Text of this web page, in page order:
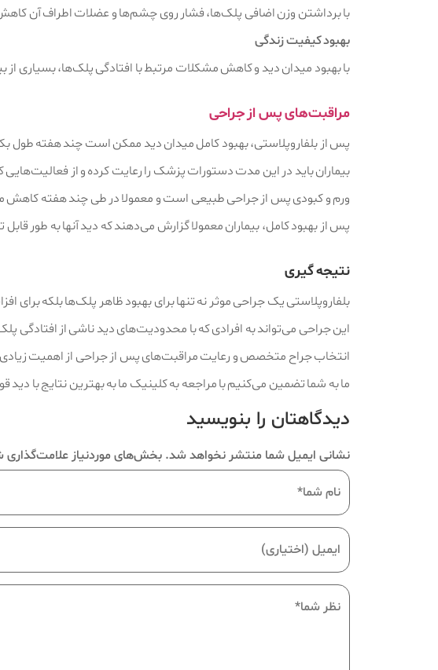
با برداشتن وزن اضافی پلک‌ها، فشار روی چشم‌ها و عضلات اطراف آن
بهبود کیفیت زندگی
با بهبود میدان دید و کاهش مشکلات مرتبط با افتادگی پلک‌ها، بسیاری
مراقبت‌های پس از جراحی
پس از بلفاروپلاستی، بهبود کامل میدان دید ممکن است چند هفته طول
بیماران باید در این مدت دستورات پزشک را رعایت کرده و از
ورم و کبودی پس از جراحی طبیعی است و معمولا در طی چند هفته کاهش
پس از بهبود کامل، بیماران معمولا گزارش می‌دهند که دید آنها به طور
نتیجه‌ گیری
بلفاروپلاستی یک جراحی موثر نه تنها برای بهبود ظاهر پلک‌ها بلکه
این جراحی می‌تواند به افرادی که با محدودیت‌های دید ناشی از افتادگی
انتخاب جراح متخصص و رعایت مراقبت‌های پس از جراحی از اهمیت
ما به شما تضمین می‌کنیم با مراجعه به کلینیک ما به بهترین نتایج با دید
دیدگاهتان را بنویسید
نشانی ایمیل شما منتشر نخواهد شد. بخش‌های موردنیاز علامت‌گذاری